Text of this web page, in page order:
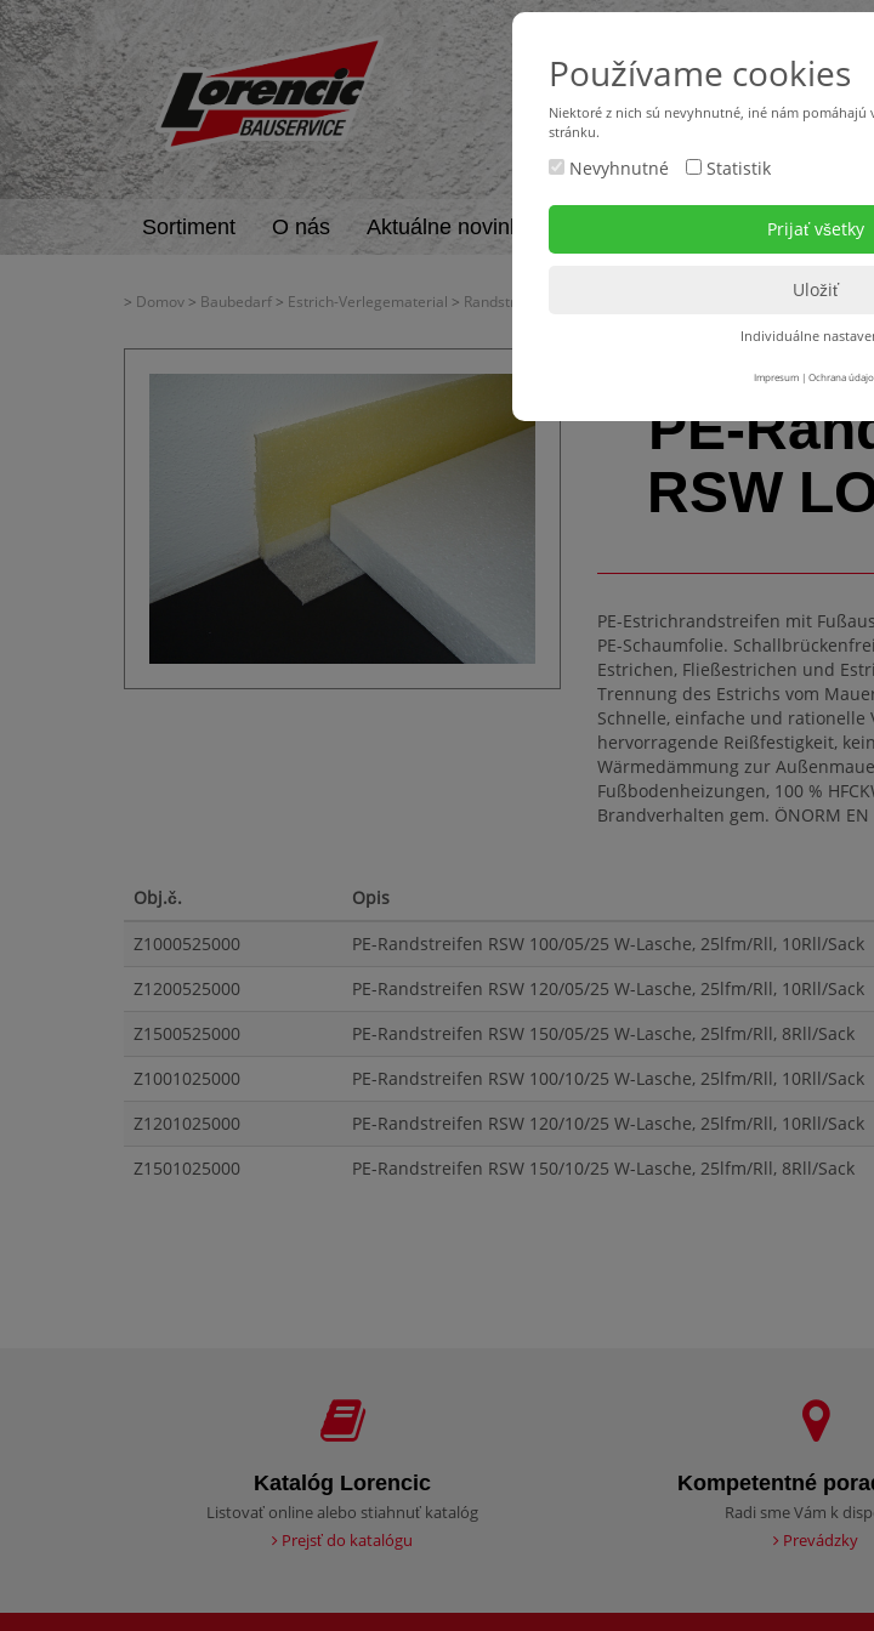
Sortiment O nás Aktuálne novinky Stroje v
> Domov > Baubedarf > Estrich-Verlegematerial > Randstreifen - PE-Schaumfolien - Rolldämmplatten>
PE-
RSW
PE-Estrichrandstreifen mit
PE-Schaumfolie.
Estrichen, Fließestrichen und
Trennung des Estrichs vom
Schnelle, einfache und rationelle
hervorragende Reißfestigkeit,
Wärmedämmung zur
Fußbodenheizungen, 100 %
Brandverhalten gem. ÖNORM EN
Obj.č. Opis
Z1000525000
PE-Randstreifen RSW 100/05/25 W-Lasche, 25lfm/Rll, 10Rll/Sack
Z1200525000
PE-Randstreifen RSW 120/05/25 W-Lasche, 25lfm/Rll, 10Rll/Sack
Z1500525000
PE-Randstreifen RSW 150/05/25 W-Lasche, 25lfm/Rll, 8Rll/Sack
Z1001025000
PE-Randstreifen RSW 100/10/25 W-Lasche, 25lfm/Rll, 10Rll/Sack
Z1201025000
PE-Randstreifen RSW 120/10/25 W-Lasche, 25lfm/Rll, 10Rll/Sack
Z1501025000
PE-Randstreifen RSW 150/10/25 W-Lasche, 25lfm/Rll, 8Rll/Sack
Katalóg Lorencic
Listovať online alebo stiahnuť katalóg
Prejsť do katalógu
Kompetentné
Radi sme Vám k
Prevádzky
Používame cookies
Niektoré z nich sú nevyhnutné, iné nám
stránku.
Nevyhnutné Statistik
Individuálne
Impresum| Ochrana